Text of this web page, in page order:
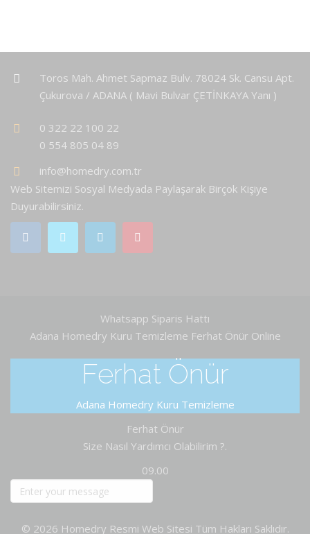
Toros Mah. Ahmet Sapmaz Bulv. 78024 Sk. Cansu Apt.
Çukurova / ADANA ( Mavi Bulvar ÇETİNKAYA Yanı )
0 322 22 100 22
0 554 805 04 89
info@homedry.com.tr
Web Sitemizi Sosyal Medyada Paylaşarak Birçok Kişiye
Duyurabilirsiniz.
Whatsapp Siparis Hattı
Adana Homedry Kuru Temizleme Ferhat Önür Online
Ferhat Önür
Adana Homedry Kuru Temizleme
Ferhat Önür
Size Nasıl Yardımcı Olabilirim ?.
09.00
© 2026 Homedry Resmi Web Sitesi Tüm Hakları Saklıdır.